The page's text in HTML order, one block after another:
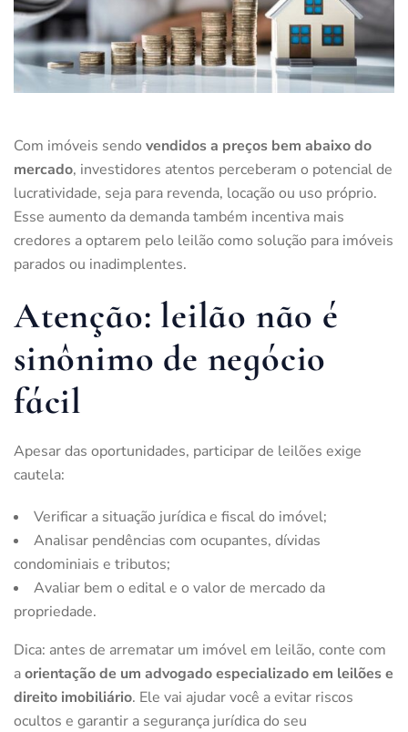
Com imóveis sendo vendidos a preços bem abaixo do
mercado, investidores atentos perceberam o potencial de
lucratividade, seja para revenda, locação ou uso próprio.
Esse aumento da demanda também incentiva mais
credores a optarem pelo leilão como solução para imóveis
parados ou inadimplentes.
Atenção: leilão não é
sinônimo de negócio
fácil
Apesar das oportunidades, participar de leilões exige
cautela:
Verificar a situação jurídica e fiscal do imóvel;
Analisar pendências com ocupantes, dívidas
condominiais e tributos;
Avaliar bem o edital e o valor de mercado da
propriedade.
Dica: antes de arrematar um imóvel em leilão, conte com
aorientação de um advogado especializado em leilões e
direito imobiliário. Ele vai ajudar você a evitar riscos
ocultos e garantir a segurança jurídica do seu